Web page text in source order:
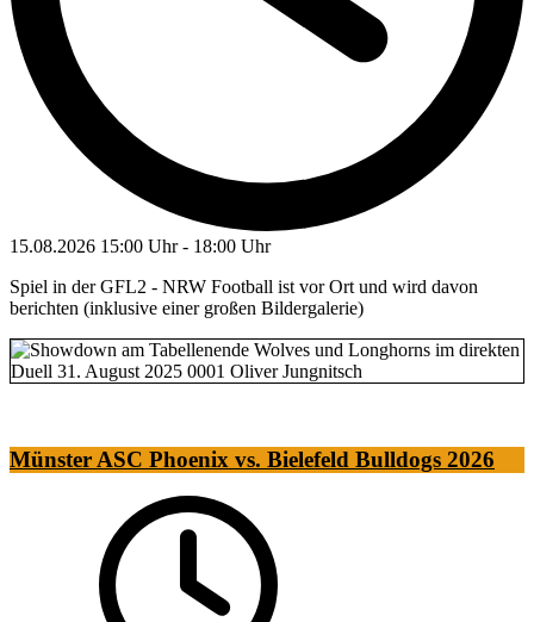
15.08.2026 15:00 Uhr - 18:00 Uhr
Spiel in der GFL2 - NRW Football ist vor Ort und wird davon
berichten (inklusive einer großen Bildergalerie)
Münster ASC Phoenix vs. Bielefeld Bulldogs 2026